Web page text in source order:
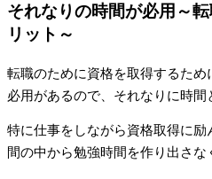
それなりの時間が必用～
リット～
転職のために資格を取得するため
必用があるので、それなりに時間
特に仕事をしながら資格取得に
間の中から勉強時間を作り出さな